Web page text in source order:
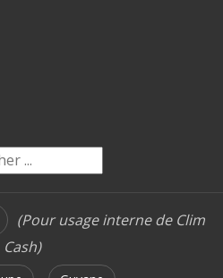
(Pour usage interne de Clim
Cash)